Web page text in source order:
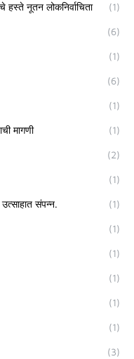
हस्ते नूतन लोकनिर्वाचिता (1)
(6)
(1)
(6)
(1)
मागणी (1)
(2)
(1)
संपन्न. (1)
(1)
(1)
(1)
(1)
(1)
(3)